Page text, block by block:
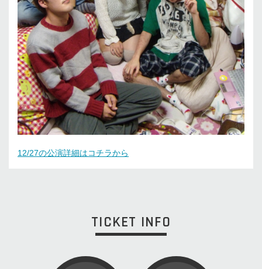
12/27の公演詳細はコチラから
TICKET INFO